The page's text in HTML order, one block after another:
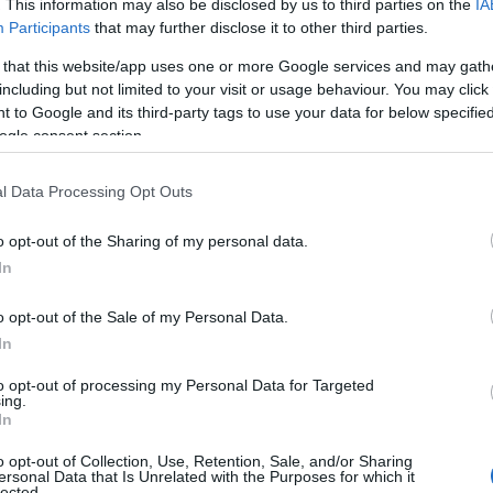
This information may also be disclosed by us to third parties on the
Participants that may further disclose it to other third parties.
that this website/app uses one or more Google services and may
but not limited to your visit or usage behaviour. You may
to Google and its third-party tags to use your data for below
consent section.
Data Processing Opt Outs
opt-out of the Sharing of my personal data.
opt-out of the Sale of my Personal Data.
opt-out of processing my Personal Data for Targeted
opt-out of Collection, Use, Retention, Sale, and/or Sharing
Data that Is Unrelated with the Purposes for which it
ανδρών από κλιμάκιο της Μονάδας
δύο πλωτά του λιμενικού σώματος και ένα